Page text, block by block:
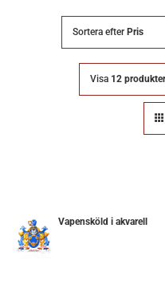
Sortera efter Pris
Visa 12 produkter
Vapensköld i akvarell